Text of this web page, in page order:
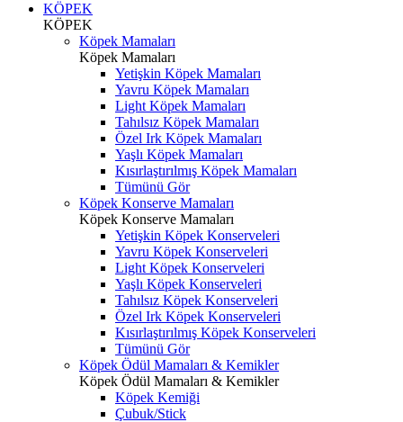
KÖPEK
KÖPEK
Köpek Mamaları
Köpek Mamaları
Yetişkin Köpek Mamaları
Yavru Köpek Mamaları
Light Köpek Mamaları
Tahılsız Köpek Mamaları
Özel Irk Köpek Mamaları
Yaşlı Köpek Mamaları
Kısırlaştırılmış Köpek Mamaları
Tümünü Gör
Köpek Konserve Mamaları
Köpek Konserve Mamaları
Yetişkin Köpek Konserveleri
Yavru Köpek Konserveleri
Light Köpek Konserveleri
Yaşlı Köpek Konserveleri
Tahılsız Köpek Konserveleri
Özel Irk Köpek Konserveleri
Kısırlaştırılmış Köpek Konserveleri
Tümünü Gör
Köpek Ödül Mamaları & Kemikler
Köpek Ödül Mamaları & Kemikler
Köpek Kemiği
Çubuk/Stick